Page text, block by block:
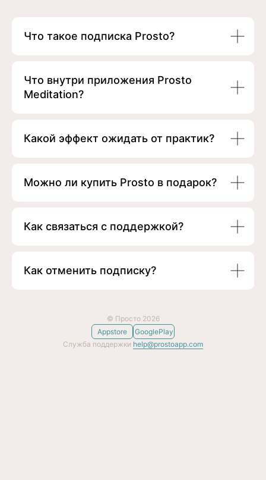
Что такое подписка Prosto?
Что внутри приложения Prosto
Meditation?
Какой эффект ожидать от практик?
Можно ли купить Prosto в подарок?
Как связаться с поддержкой?
Как отменить подписку?
© Просто 2026
Appstore
GooglePlay
Служба поддержки help@prostoapp.com